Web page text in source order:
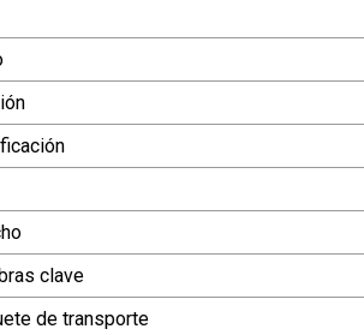
clave
de transporte